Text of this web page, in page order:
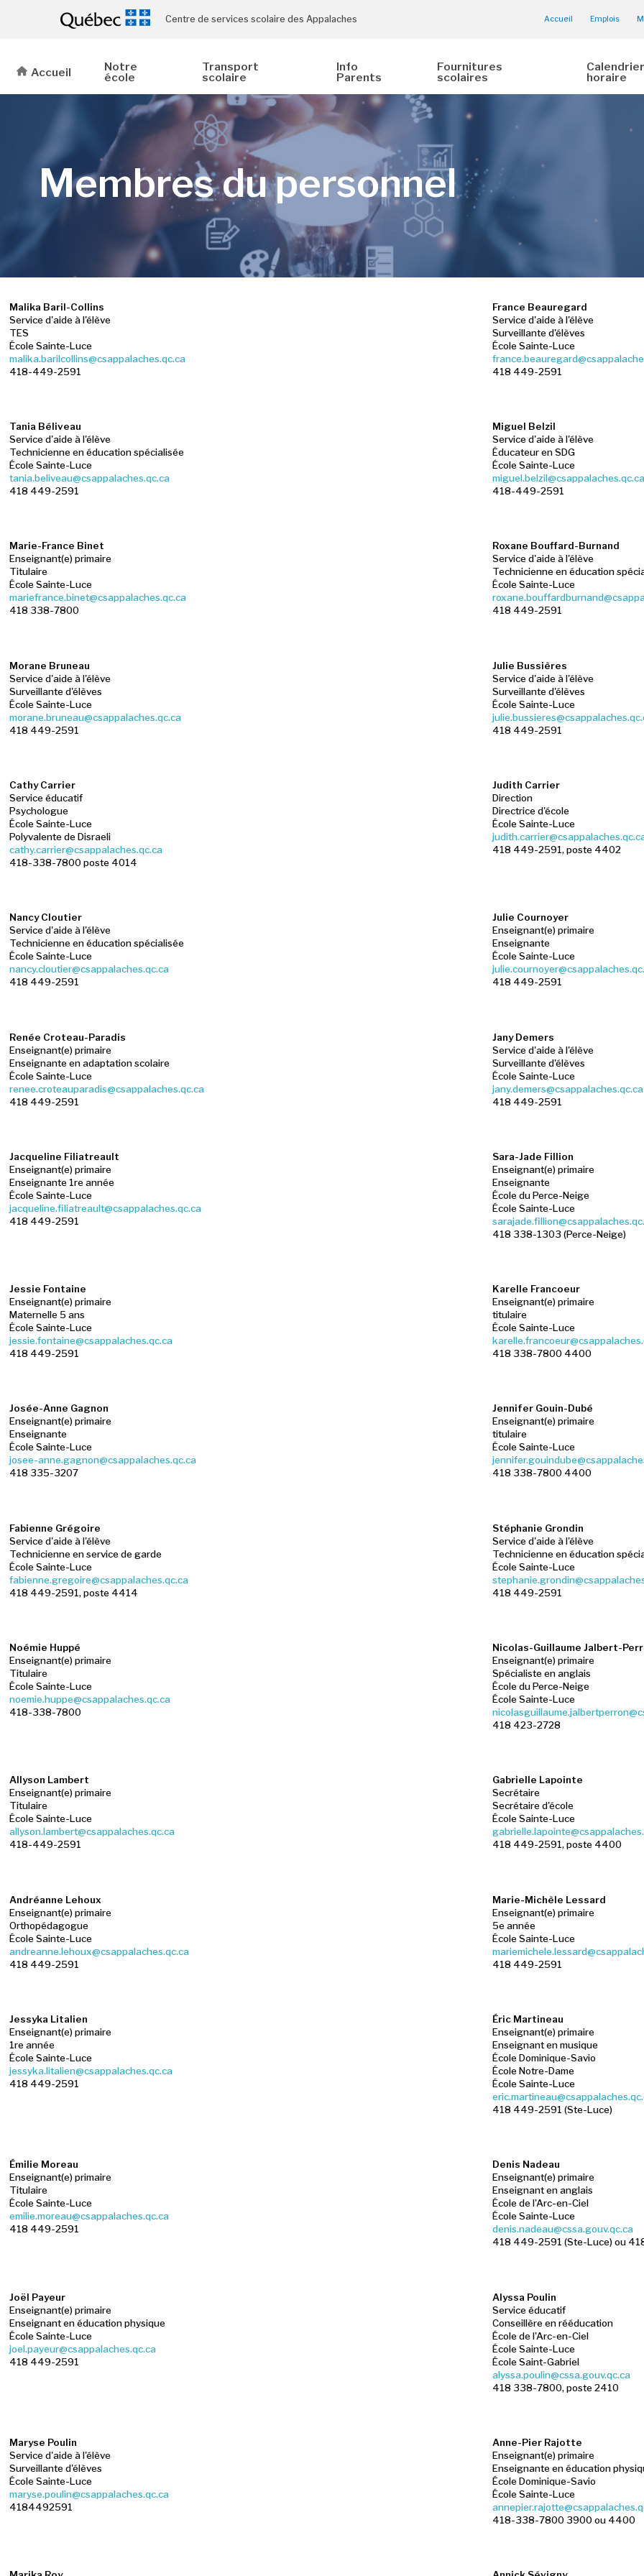
Centre de services scolaire des Appalaches Accueil Emplois
Accueil Notre
école
Transport
scolaire
Info
Parents
Fournitures
scolaires horaire
Membres du personnel
Malika Baril-Collins
Service d'aide à l'élève
TES
École Sainte-Luce
malika.barilcollins@csappalaches.qc.ca
418-449-2591
France Beauregard
Service d'aide à l'élève
Surveillante d'élèves
École Sainte-Luce
418 449-2591
Tania Béliveau
Service d'aide à l'élève
Technicienne en éducation spécialisée
École Sainte-Luce
tania.beliveau@csappalaches.qc.ca
418 449-2591
Miguel Belzil
Service d'aide à l'élève
Éducateur en SDG
École Sainte-Luce
miguel.belzil@csappalaches.qc.ca
418-449-2591
Marie-France Binet
Enseignant(e) primaire
Titulaire
École Sainte-Luce
mariefrance.binet@csappalaches.qc.ca
418 338-7800
Roxane Bouffard-Burnand
Service d'aide à l'élève
Technicienne en éducation
École Sainte-Luce
418 449-2591
Morane Bruneau
Service d'aide à l'élève
Surveillante d'élèves
École Sainte-Luce
morane.bruneau@csappalaches.qc.ca
418 449-2591
Julie Bussières
Service d'aide à l'élève
Surveillante d'élèves
École Sainte-Luce
418 449-2591
Cathy Carrier
Service éducatif
Psychologue
École Sainte-Luce
Polyvalente de Disraeli
cathy.carrier@csappalaches.qc.ca
418-338-7800 poste 4014
Judith Carrier
Direction
Directrice d'école
École Sainte-Luce
418 449-2591, poste 4402
Nancy Cloutier
Service d'aide à l'élève
Technicienne en éducation spécialisée
École Sainte-Luce
nancy.cloutier@csappalaches.qc.ca
418 449-2591
Julie Cournoyer
Enseignant(e) primaire
Enseignante
École Sainte-Luce
418 449-2591
Renée Croteau-Paradis
Enseignant(e) primaire
Enseignante en adaptation scolaire
École Sainte-Luce
renee.croteauparadis@csappalaches.qc.ca
418 449-2591
Jany Demers
Service d'aide à l'élève
Surveillante d'élèves
École Sainte-Luce
jany.demers@csappalaches.qc.ca
418 449-2591
Jacqueline Filiatreault
Enseignant(e) primaire
Enseignante 1re année
École Sainte-Luce
jacqueline.filiatreault@csappalaches.qc.ca
418 449-2591
Sara-Jade Fillion
Enseignant(e) primaire
Enseignante
École du Perce-Neige
École Sainte-Luce
418 338-1303 (Perce-Neige)
Jessie Fontaine
Enseignant(e) primaire
Maternelle 5 ans
École Sainte-Luce
jessie.fontaine@csappalaches.qc.ca
418 449-2591
Karelle Francoeur
Enseignant(e) primaire
titulaire
École Sainte-Luce
418 338-7800 4400
Josée-Anne Gagnon
Enseignant(e) primaire
Enseignante
École Sainte-Luce
josee-anne.gagnon@csappalaches.qc.ca
418 335-3207
Jennifer Gouin-Dubé
Enseignant(e) primaire
titulaire
École Sainte-Luce
418 338-7800 4400
Fabienne Grégoire
Service d'aide à l'élève
Technicienne en service de garde
École Sainte-Luce
fabienne.gregoire@csappalaches.qc.ca
418 449-2591, poste 4414
Stéphanie Grondin
Service d'aide à l'élève
Technicienne en éducation
École Sainte-Luce
418 449-2591
Noémie Huppé
Enseignant(e) primaire
Titulaire
École Sainte-Luce
noemie.huppe@csappalaches.qc.ca
418-338-7800
Nicolas-Guillaume Jalbert-
Enseignant(e) primaire
Spécialiste en anglais
École du Perce-Neige
École Sainte-Luce
418 423-2728
Allyson Lambert
Enseignant(e) primaire
Titulaire
École Sainte-Luce
allyson.lambert@csappalaches.qc.ca
418-449-2591
Gabrielle Lapointe
Secrétaire
Secrétaire d'école
École Sainte-Luce
418 449-2591, poste 4400
Andréanne Lehoux
Enseignant(e) primaire
Orthopédagogue
École Sainte-Luce
andreanne.lehoux@csappalaches.qc.ca
418 449-2591
Marie-Michèle Lessard
Enseignant(e) primaire
5e année
École Sainte-Luce
418 449-2591
Jessyka Litalien
Enseignant(e) primaire
1re année
École Sainte-Luce
jessyka.litalien@csappalaches.qc.ca
418 449-2591
Éric Martineau
Enseignant(e) primaire
Enseignant en musique
École Dominique-Savio
École Notre-Dame
École Sainte-Luce
418 449-2591 (Ste-Luce)
Émilie Moreau
Enseignant(e) primaire
Titulaire
École Sainte-Luce
emilie.moreau@csappalaches.qc.ca
418 449-2591
Denis Nadeau
Enseignant(e) primaire
Enseignant en anglais
École de l'Arc-en-Ciel
École Sainte-Luce
denis.nadeau@cssa.gouv.qc.ca
418 449-2591 (Ste-Luce) ou
Joël Payeur
Enseignant(e) primaire
Enseignant en éducation physique
École Sainte-Luce
joel.payeur@csappalaches.qc.ca
418 449-2591
Alyssa Poulin
Service éducatif
Conseillère en rééducation
École de l'Arc-en-Ciel
École Sainte-Luce
École Saint-Gabriel
alyssa.poulin@cssa.gouv.qc.ca
418 338-7800, poste 2410
Maryse Poulin
Service d'aide à l'élève
Surveillante d'élèves
École Sainte-Luce
maryse.poulin@csappalaches.qc.ca
4184492591
Anne-Pier Rajotte
Enseignant(e) primaire
Enseignante en éducation
École Dominique-Savio
École Sainte-Luce
418-338-7800 3900 ou 4400